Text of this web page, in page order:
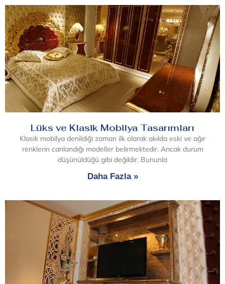
Lüks ve Klasik Mobilya Tasarımları
Klasik mobilya denildiği zaman ilk olarak akılda eski ve ağır
renklerin canlandığı modeller belirmektedir. Ancak durum
düşünüldüğü gibi değildir. Bununla
Daha Fazla »